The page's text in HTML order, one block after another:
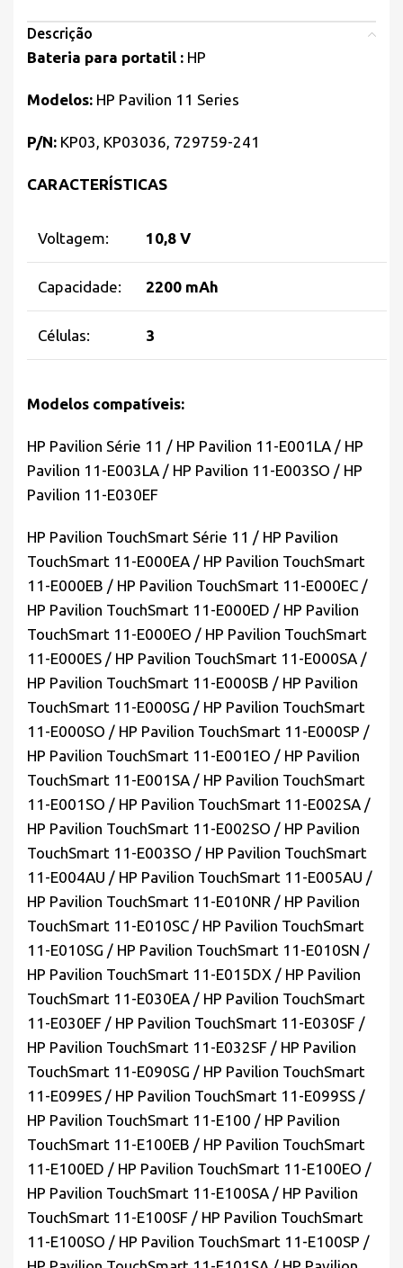
Descrição
Bateria para portatil : HP
Modelos: HP Pavilion 11 Series
P/N: KP03, KP03036, 729759-241
CARACTERÍSTICAS
Voltagem: 10,8 V
Capacidade: 2200 mAh
Células: 3
Modelos compatíveis:
HP Pavilion Série 11 / HP Pavilion 11-E001LA / HP
Pavilion 11-E003LA / HP Pavilion 11-E003SO / HP
Pavilion 11-E030EF
HP Pavilion TouchSmart Série 11 / HP Pavilion
TouchSmart 11-E000EA / HP Pavilion TouchSmart
11-E000EB / HP Pavilion TouchSmart 11-E000EC /
HP Pavilion TouchSmart 11-E000ED / HP Pavilion
TouchSmart 11-E000EO / HP Pavilion TouchSmart
11-E000ES / HP Pavilion TouchSmart 11-E000SA /
HP Pavilion TouchSmart 11-E000SB / HP Pavilion
TouchSmart 11-E000SG / HP Pavilion TouchSmart
11-E000SO / HP Pavilion TouchSmart 11-E000SP /
HP Pavilion TouchSmart 11-E001EO / HP Pavilion
TouchSmart 11-E001SA / HP Pavilion TouchSmart
11-E001SO / HP Pavilion TouchSmart 11-E002SA /
HP Pavilion TouchSmart 11-E002SO / HP Pavilion
TouchSmart 11-E003SO / HP Pavilion TouchSmart
11-E004AU / HP Pavilion TouchSmart 11-E005AU /
HP Pavilion TouchSmart 11-E010NR / HP Pavilion
TouchSmart 11-E010SC / HP Pavilion TouchSmart
11-E010SG / HP Pavilion TouchSmart 11-E010SN /
HP Pavilion TouchSmart 11-E015DX / HP Pavilion
TouchSmart 11-E030EA / HP Pavilion TouchSmart
11-E030EF / HP Pavilion TouchSmart 11-E030SF /
HP Pavilion TouchSmart 11-E032SF / HP Pavilion
TouchSmart 11-E090SG / HP Pavilion TouchSmart
11-E099ES / HP Pavilion TouchSmart 11-E099SS /
HP Pavilion TouchSmart 11-E100 / HP Pavilion
TouchSmart 11-E100EB / HP Pavilion TouchSmart
11-E100ED / HP Pavilion TouchSmart 11-E100EO /
HP Pavilion TouchSmart 11-E100SA / HP Pavilion
TouchSmart 11-E100SF / HP Pavilion TouchSmart
11-E100SO / HP Pavilion TouchSmart 11-E100SP /